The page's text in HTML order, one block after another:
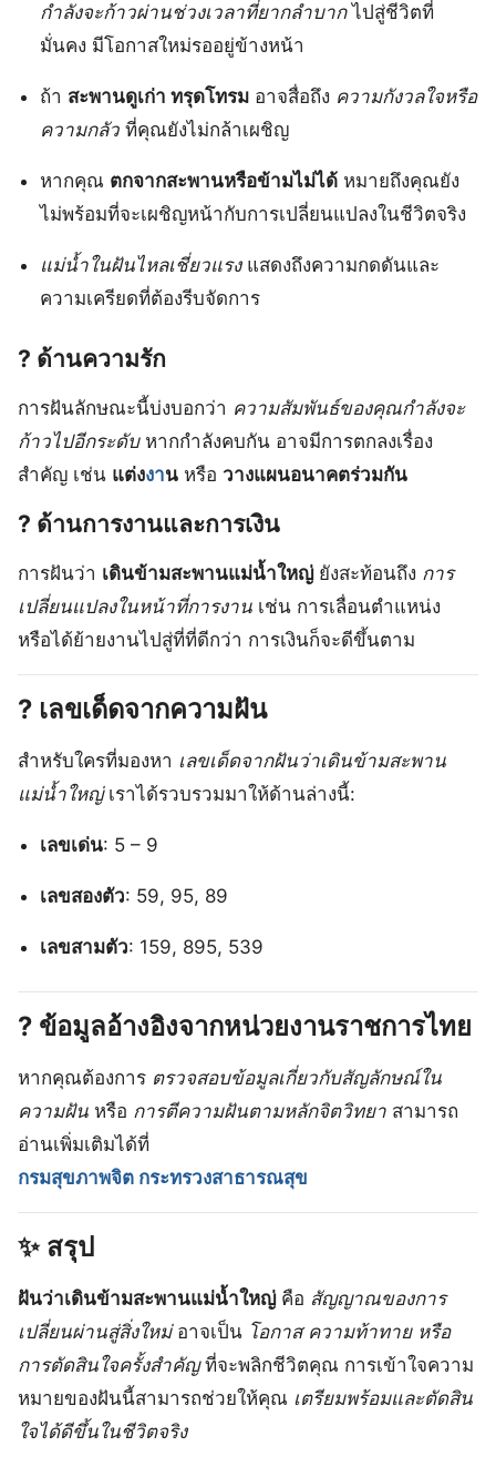
กำลังจะก้าวผ่านช่วงเวลาที่ยากลำบากไปสู่ชีวิตที่
มั่นคง มีโอกาสใหม่รออยู่ข้างหน้า
ถ้า สะพานดูเก่า ทรุดโทรม อาจสื่อถึง ความกังวลใจหรือ
ความกลัว ที่คุณยังไม่กล้าเผชิญ
หากคุณ ตกจากสะพานหรือข้ามไม่ได้ หมายถึงคุณยัง
ไม่พร้อมที่จะเผชิญหน้ากับการเปลี่ยนแปลงในชีวิตจริง
แม่น้ำในฝันไหลเชี่ยวแรงแสดงถึงความกดดันและ
ความเครียดที่ต้องรีบจัดการ
? ด้านความรัก
การฝันลักษณะนี้บ่งบอกว่า ความสัมพันธ์ของคุณกำลังจะ
ก้าวไปอีกระดับหากกำลังคบกัน อาจมีการตกลงเรื่อง
สำคัญ เช่น แต่งงาน หรือ วางแผนอนาคตร่วมกัน
? ด้านการงานและการเงิน
การฝันว่า เดินข้ามสะพานแม่น้ำใหญ่ยังสะท้อนถึง การ
เปลี่ยนแปลงในหน้าที่การงาน เช่น การเลื่อนตำแหน่ง
หรือได้ย้ายงานไปสู่ที่ที่ดีกว่า การเงินก็จะดีขึ้นตาม
? เลขเด็ดจากความฝัน
สำหรับใครที่มองหา เลขเด็ดจากฝันว่าเดินข้ามสะพาน
แม่น้ำใหญ่เราได้รวบรวมมาให้ด้านล่างนี้:
เลขเด่น: 5 – 9
เลขสองตัว: 59, 95, 89
เลขสามตัว: 159, 895, 539
? ข้อมูลอ้างอิงจากหน่วยงานราชการไทย
หากคุณต้องการ ตรวจสอบข้อมูลเกี่ยวกับสัญลักษณ์ใน
ความฝัน หรือ การตีความฝันตามหลักจิตวิทยา สามารถ
อ่านเพิ่มเติมได้ที่
กรมสุขภาพจิต กระทรวงสาธารณสุข
✨ สรุป
ฝันว่าเดินข้ามสะพานแม่น้ำใหญ่คือ สัญญาณของการ
เปลี่ยนผ่านสู่สิ่งใหม่อาจเป็น โอกาส ความท้าทาย หรือ
การตัดสินใจครั้งสำคัญที่จะพลิกชีวิตคุณ การเข้าใจความ
หมายของฝันนี้สามารถช่วยให้คุณ เตรียมพร้อมและตัดสิน
ใจได้ดีขึ้นในชีวิตจริง